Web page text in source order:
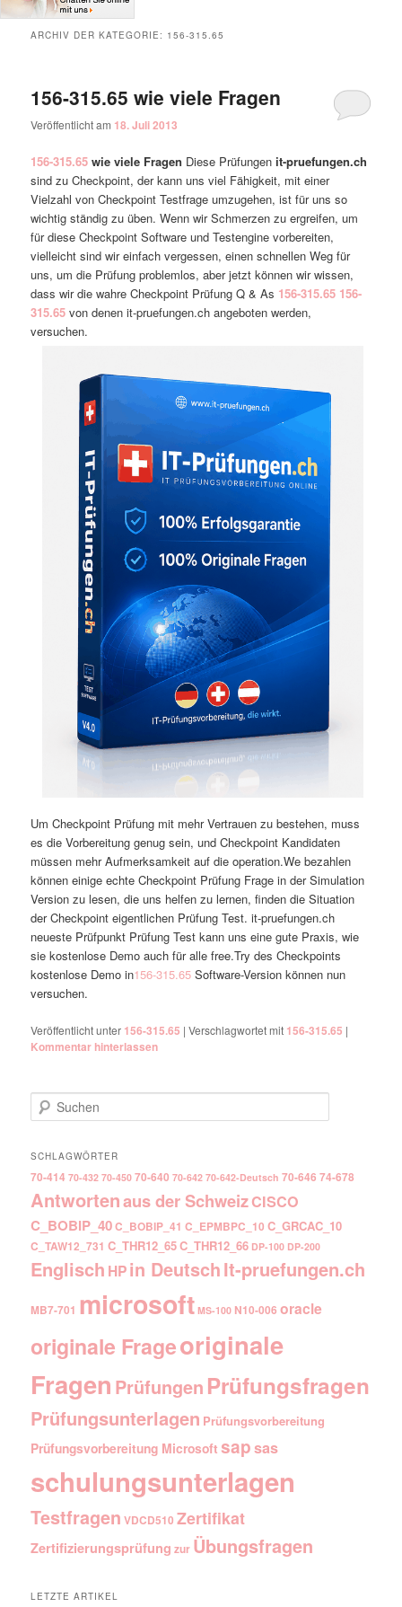
ARCHIV DER KATEGORIE: 156-315.65
156-315.65 wie viele Fragen
Veröffentlicht am 18. Juli 2013
156-315.65wie viele Fragen Diese Prüfungenit-pruefungen.ch
sind zu Checkpoint, der kann uns viel Fähigkeit, mit einer
Vielzahl von Checkpoint Testfrage umzugehen, ist für uns so
wichtig ständig zu üben. Wenn wir Schmerzen zu ergreifen, um
für diese Checkpoint Software und Testengine vorbereiten,
vielleicht sind wir einfach vergessen, einen schnellen Weg für
uns, um die Prüfung problemlos, aber jetzt können wir wissen,
dass wir die wahre Checkpoint Prüfung Q & As 156-315.65 156-
315.65 von denen it-pruefungen.ch angeboten werden,
versuchen.
Um Checkpoint Prüfung mit mehr Vertrauen zu bestehen, muss
es die Vorbereitung genug sein, und Checkpoint Kandidaten
müssen mehr Aufmerksamkeit auf die operation.We bezahlen
können einige echte Checkpoint Prüfung Frage in der Simulation
Version zu lesen, die uns helfen zu lernen, finden die Situation
der Checkpoint eigentlichen Prüfung Test. it-pruefungen.ch
neueste Prüfpunkt Prüfung Test kann uns eine gute Praxis, wie
sie kostenlose Demo auch für alle free.Try des Checkpoints
kostenlose Demo in156-315.65 Software-Version können nun
versuchen.
Veröffentlicht unter 156-315.65 |Verschlagwortet mit 156-315.65 |
Kommentar hinterlassen
Suchen
SCHLAGWÖRTER
70-414 70-432 70-450 70-640 70-642 70-642-Deutsch 70-646 74-678
Antwortenaus der SchweizCISCO
C_BOBIP_40C_BOBIP_41 C_EPMBPC_10 C_GRCAC_10
C_TAW12_731 C_THR12_65C_THR12_66 DP-100 DP-200
Englisch HPin DeutschIt-pruefungen.ch
MB7-701 microsoft MS-100 N10-006 oracle
originale Frageoriginale
Fragen Prüfungen Prüfungsfragen
Prüfungsunterlagen Prüfungsvorbereitung
Prüfungsvorbereitung Microsoft sapsas
schulungsunterlagen
Testfragen VDCD510 Zertifikat
Zertifizierungsprüfung zur Übungsfragen
LETZTE ARTIKEL